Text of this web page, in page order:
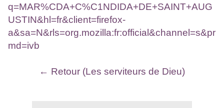
q=MAR%CDA+C%C1NDIDA+DE+SAINT+AUG
USTIN&hl=fr&client=firefox-
a&sa=N&rls=org.mozilla:fr:official&channel=s&pr
md=ivb
← Retour (Les serviteurs de Dieu)